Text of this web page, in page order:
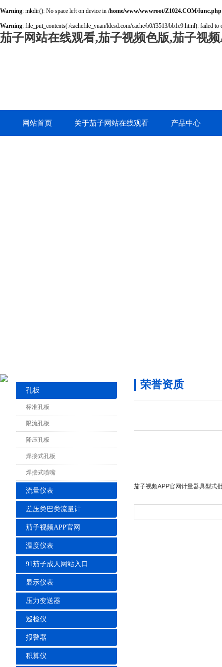
Warning: mkdir(): No space left on device in /home/www/wwwroot/Z1024.COM/func.php
Warning: file_put_contents(./cachefile_yuan/ldcsd.com/cache/b0/f3513/bb1e9.html): failed
茄子网站在线观看,茄子视频色版,茄子视
网站首页 关于茄子网站在线观看 产品中心
孔板
标准孔板
限流孔板
降压孔板
焊接式孔板
焊接式喷嘴
流量仪表
差压类巴类流量计
茄子视频APP官网
温度仪表
91茄子成人网站入口
显示仪表
压力变送器
巡检仪
报警器
积算仪
荣誉资质
茄子视频APP官网计量器具型式